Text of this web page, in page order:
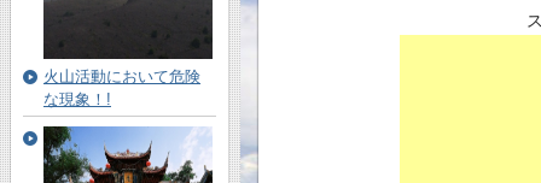
火山活動において危険
な現象！!